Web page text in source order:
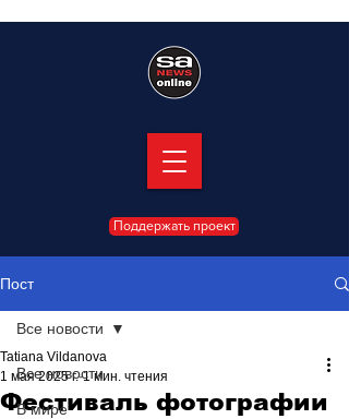
Поддержать проект
Пост
Все новости
В мире
Все новости
Фестиваль фотографии
Tatiana Vildanova
1 мая 2025 г. 1 мин. чтения